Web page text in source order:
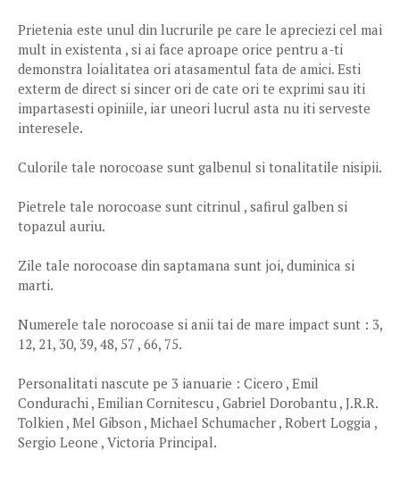
Prietenia este unul din lucrurile pe care le apreciezi cel mai
mult in existenta , si ai face aproape orice pentru a-ti
demonstra loialitatea ori atasamentul fata de amici. Esti
exterm de direct si sincer ori de cate ori te exprimi sau iti
impartasesti opiniile, iar uneori lucrul asta nu iti serveste
interesele.
Culorile tale norocoase sunt galbenul si tonalitatile nisipii.
Pietrele tale norocoase sunt citrinul , safirul galben si
topazul auriu.
Zile tale norocoase din saptamana sunt joi, duminica si
marti.
Numerele tale norocoase si anii tai de mare impact sunt : 3,
12, 21, 30, 39, 48, 57 , 66, 75.
Personalitati nascute pe 3 ianuarie : Cicero , Emil
Condurachi , Emilian Cornitescu , Gabriel Dorobantu , J.R.R.
Tolkien , Mel Gibson , Michael Schumacher , Robert Loggia ,
Sergio Leone , Victoria Principal.